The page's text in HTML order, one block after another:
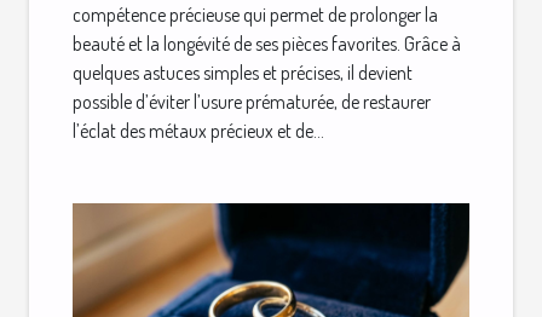
compétence précieuse qui permet de prolonger la
beauté et la longévité de ses pièces favorites. Grâce à
quelques astuces simples et précises, il devient
possible d’éviter l’usure prématurée, de restaurer
l’éclat des métaux précieux et de...